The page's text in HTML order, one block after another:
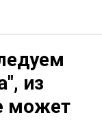
из
может